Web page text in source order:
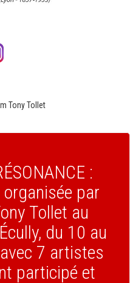
Tony Tollet
:
par
Tollet au
du 10 au
7 artistes
participé et